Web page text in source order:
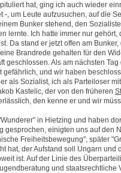
hat, ging ich auch wieder
-, um Leute aufzusuchen, auf die
Bunker stehend, den
lernte. Ich hatte immer nur gehört,
Da stand er jetzt offen am
Brandrede gehalten für den
geschlossen. Als am nächsten
gefährlich, und wir haben
als Sozialist, ich als Parteiloser
Kastelic, der von den früheren
den kenne er und wir
in Hietzing und haben
gesprochen, einigten uns auf den
Freiheitsbewegung", später
hat, der Aufstand soll Ungarn und
ist. Auf der Linie des
und staatsrechtliche